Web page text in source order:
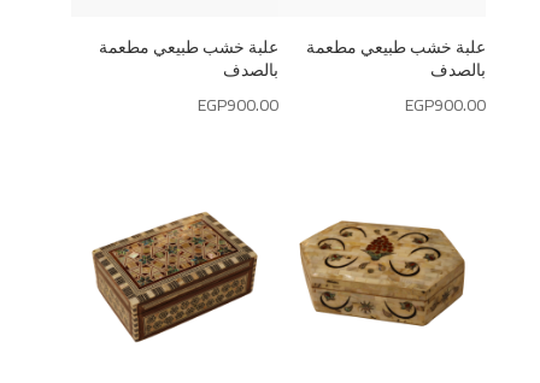
علبة خشب طبيعي مطعمة
بالصدف
EGP900.00
علبة خشب طبيعي مطعمة
بالصدف
EGP900.00